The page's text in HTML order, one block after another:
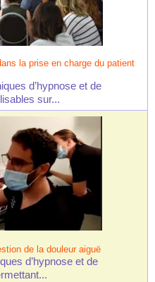
la prise en charge du patient
d’hypnose et de
sur...
de la douleur aiguë
d’hypnose et de